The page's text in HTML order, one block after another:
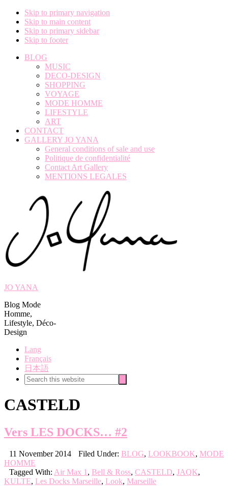
Skip to primary navigation
Skip to main content
Skip to primary sidebar
Skip to footer
BLOG
MUSIC
DECO-DESIGN
SHOPPING
VOYAGE
MODE HOMME
LIFESTYLE
ART
CONTACT
GALLERY JO YANA
General conditions of sale and use
Politique de confidentialité
Contact Art Gallery
MENTIONS LEGALES
JO YANA
Blog Mode
Homme,
Lifestyle, Déco-
Design
Lang
Français
日本語
Search
this
CASTELD
Vers LES DOCKS… #2
11 November 2014 Filed Under: BLOG, LOOKBOOK, MODE
HOMME
Tagged With: Air Max 1 , Bell & Ross, CASTELD, JAQK,
KULTE, Les Docks Marseille, Look, Marseille